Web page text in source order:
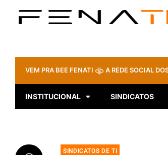
VEM PRA BEE FENATI A REDE SOCIAL
INSTITUCIONAL SINDICATOS
SINDICATOS DE TI